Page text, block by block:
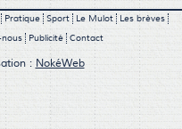
Pratique Sport Le Mulot
Les brèves
nous Publicité Contact
: NokéWeb